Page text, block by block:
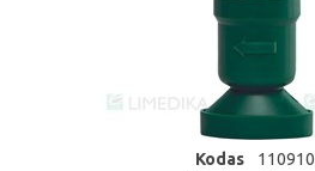
Kodas
110910